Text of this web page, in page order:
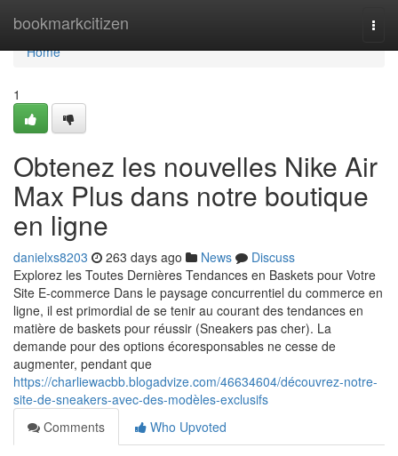
bookmarkcitizen
Home
Home
1
Obtenez les nouvelles Nike Air
Max Plus dans notre boutique
en ligne
danielxs8203 263 days ago News
Discuss
Explorez les Toutes Dernières Tendances en Baskets pour Votre
Site E-commerce Dans le paysage concurrentiel du commerce en
ligne, il est primordial de se tenir au courant des tendances en
matière de baskets pour réussir (Sneakers pas cher). La
demande pour des options écoresponsables ne cesse de
augmenter, pendant que
https://charliewacbb.blogadvize.com/46634604/découvrez-notre-
site-de-sneakers-avec-des-modèles-exclusifs
Comments
Who Upvoted